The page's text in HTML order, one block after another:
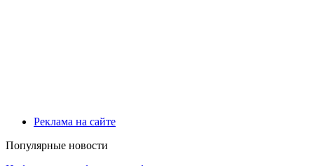
Реклама на сайте
Популярные новости